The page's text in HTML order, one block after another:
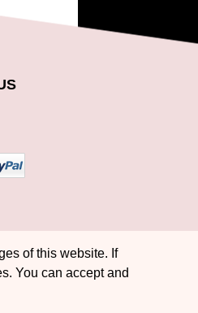
of this website. If
You can accept and